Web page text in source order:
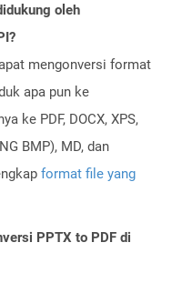
oleh
mengonversi format
apa pun ke
ke PDF, DOCX, XPS,
BMP), MD, dan
format file yang
PPTX to PDF di